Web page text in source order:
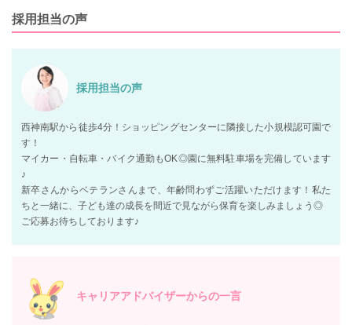
採用担当の声
採用担当の声
西神南駅から徒歩4分！ショッピングセンターに隣接した小規模認可園で
す！
マイカー・自転車・バイク通勤もOK◎園に無料駐車場を完備しています
♪
新卒さんからベテランさんまで、年齢問わずご活躍いただけます！私た
ちと一緒に、子ども達の成長を間近で見ながら保育を楽しみましょう◎
ご応募お待ちしております♪
キャリアアドバイザーからの一言